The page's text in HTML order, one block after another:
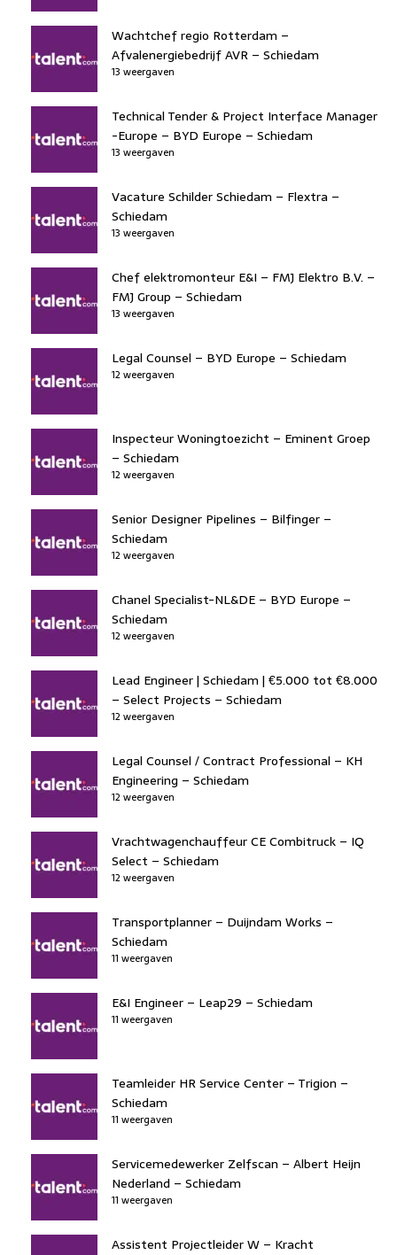
Wachtchef regio Rotterdam –
Afvalenergiebedrijf AVR – Schiedam
13 weergaven
Technical Tender & Project Interface Manager
-Europe – BYD Europe – Schiedam
13 weergaven
Vacature Schilder Schiedam – Flextra –
Schiedam
13 weergaven
Chef elektromonteur E&I – FMJ Elektro B.V. –
FMJ Group – Schiedam
13 weergaven
Legal Counsel – BYD Europe – Schiedam
12 weergaven
Inspecteur Woningtoezicht – Eminent Groep
– Schiedam
12 weergaven
Senior Designer Pipelines – Bilfinger –
Schiedam
12 weergaven
Chanel Specialist-NL&DE – BYD Europe –
Schiedam
12 weergaven
Lead Engineer | Schiedam | €5.000 tot €8.000
– Select Projects – Schiedam
12 weergaven
Legal Counsel / Contract Professional – KH
Engineering – Schiedam
12 weergaven
Vrachtwagenchauffeur CE Combitruck – IQ
Select – Schiedam
12 weergaven
Transportplanner – Duijndam Works –
Schiedam
11 weergaven
E&I Engineer – Leap29 – Schiedam
11 weergaven
Teamleider HR Service Center – Trigion –
Schiedam
11 weergaven
Servicemedewerker Zelfscan – Albert Heijn
Nederland – Schiedam
11 weergaven
Assistent Projectleider W – Kracht